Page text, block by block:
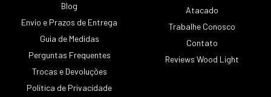
Blog
Envio e Prazos de Entrega
Guia de Medidas
Perguntas Frequentes
Trocas e Devoluções
Política de Privacidade
Atacado
Trabalhe Conosco
Contato
Reviews Wood Light